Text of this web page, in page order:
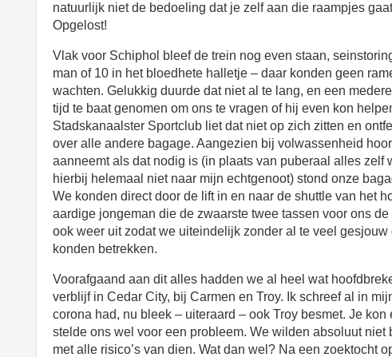
natuurlijk niet de bedoeling dat je zelf aan die raampjes
Opgelost!
Vlak voor Schiphol bleef de trein nog even staan,
man of 10 in het bloedhete halletje – daar konden geen
wachten. Gelukkig duurde dat niet al te lang, en een
tijd te baat genomen om ons te vragen of hij even kon
Stadskanaalster Sportclub liet dat niet op zich zitten en
over alle andere bagage. Aangezien bij volwassenheid
aanneemt als dat nodig is (in plaats van puberaal alles zelf
hierbij helemaal niet naar mijn echtgenoot) stond onze
We konden direct door de lift in en naar de shuttle van het
aardige jongeman die de zwaarste twee tassen voor ons
ook weer uit zodat we uiteindelijk zonder al te veel gesjouw
konden betrekken.
Voorafgaand aan dit alles hadden we al heel wat
verblijf in Cedar City, bij Carmen en Troy. Ik schreef al in
corona had, nu bleek – uiteraard – ook Troy besmet. Je kon
stelde ons wel voor een probleem. We wilden absoluut niet
met alle risico’s van dien. Wat dan wel? Na een zoektocht